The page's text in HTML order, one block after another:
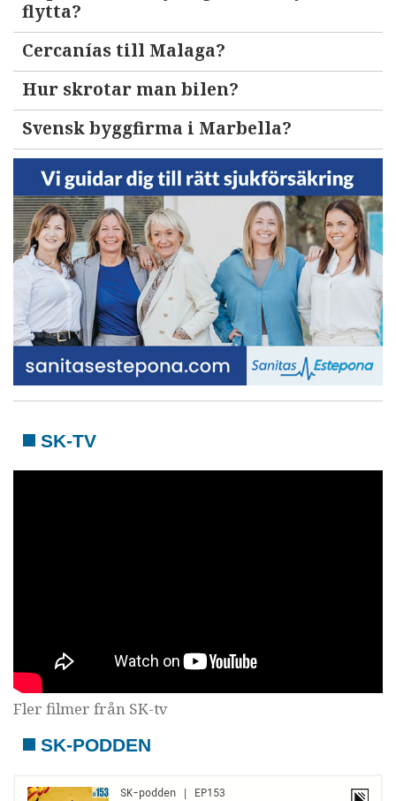
flytta?
Cercanías till Malaga?
Hur skrotar man bilen?
Svensk byggfirma i Marbella?
SK-TV
Fler filmer från SK-tv
SK-PODDEN